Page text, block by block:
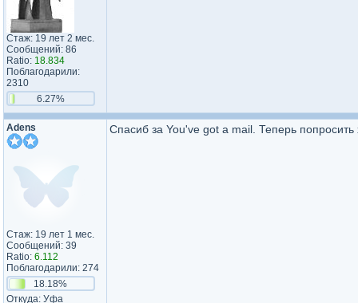
Стаж: 19 лет 2 мес.
Сообщений: 86
Ratio: 18.834
Поблагодарили:
2310
6.27%
Adens
Стаж: 19 лет 1 мес.
Сообщений: 39
Ratio: 6.112
Поблагодарили: 274
18.18%
Откуда: Уфа
Спасиб за You've got a mail. Теперь